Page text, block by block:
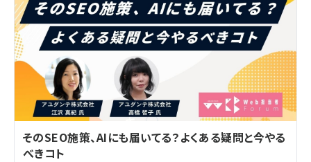
そのSEO施策、AIにも届いてる？よくある疑問と今やる
べきコト